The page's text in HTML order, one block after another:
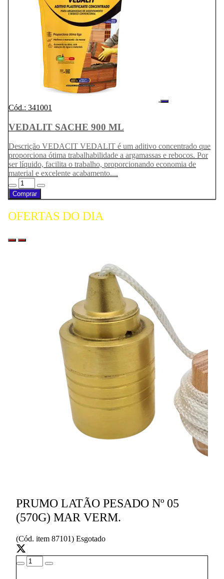
Cód.: 341001
VEDALIT SACHE 900 ML
Descrição VEDACIT VEDALIT é um aditivo concentrado que
proporciona ótima trabalhabilidade a argamassas e rebocos. Por
ser líquido, facilita o trabalho, proporcionando economia de
material e excelente acabamento....
Comprar
OFERTAS DO DIA
PRUMO LATÃO PESADO Nº 05
(570G) MAR VERM.
(Cód. item 87101) Esgotado